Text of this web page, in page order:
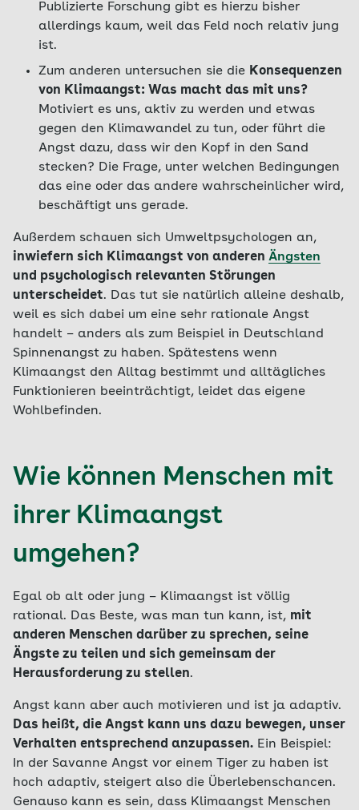
Publizierte Forschung gibt es hierzu bisher
allerdings kaum, weil das Feld noch relativ jung
ist.
Zum anderen untersuchen sie die Konsequenzen
von Klimaangst: Was macht das mit uns?
Motiviert es uns, aktiv zu werden und etwas
gegen den Klimawandel zu tun, oder führt die
Angst dazu, dass wir den Kopf in den Sand
stecken? Die Frage, unter welchen Bedingungen
das eine oder das andere wahrscheinlicher wird,
beschäftigt uns gerade.
Außerdem schauen sich Umweltpsychologen an,
inwiefern sich Klimaangst von anderen Ängsten
und psychologisch relevanten Störungen
unterscheidet. Das tut sie natürlich alleine deshalb,
weil es sich dabei um eine sehr rationale Angst
handelt – anders als zum Beispiel in Deutschland
Spinnenangst zu haben. Spätestens wenn
Klimaangst den Alltag bestimmt und alltägliches
Funktionieren beeinträchtigt, leidet das eigene
Wohlbefinden.
Wie können Menschen mit
ihrer Klimaangst
umgehen?
Egal ob alt oder jung – Klimaangst ist völlig
rational. Das Beste, was man tun kann, ist, mit
anderen Menschen darüber zu sprechen, seine
Ängste zu teilen und sich gemeinsam der
Herausforderung zu stellen.
Angst kann aber auch motivieren und ist ja adaptiv.
Das heißt, die Angst kann uns dazu bewegen, unser
Verhalten entsprechend anzupassen. Ein Beispiel:
In der Savanne Angst vor einem Tiger zu haben ist
hoch adaptiv, steigert also die Überlebenschancen.
Genauso kann es sein, dass Klimaangst Menschen